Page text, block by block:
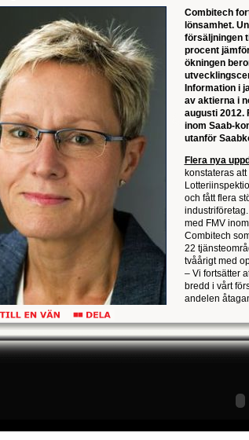
är avvaktande, men vissa signaler tyder
Marie Bredberg.
Combitech
lönsamhet.
försäljningen
procent
ökningen
Information i
av aktierna i
augusti 2012.
inom Saab-
utanför
Flera nya
konstateras
och fått flera
med FMV
Combitech
22
tvåårigt med
– Vi fortsätter
bredd i vårt
andelen
industrisidan
Bredberg.